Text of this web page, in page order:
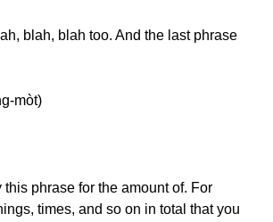
blah, blah too. And the last phrase
mòt)
this phrase for the amount of. For
times, and so on in total that you